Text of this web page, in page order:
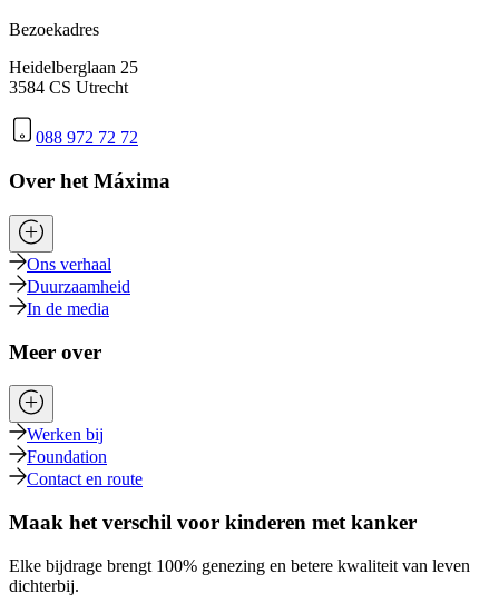
Bezoekadres
Heidelberglaan 25
3584 CS Utrecht
088 972 72 72
Over het Máxima
Ons verhaal
Duurzaamheid
In de media
Meer over
Werken bij
Foundation
Contact en route
Maak het verschil voor kinderen met kanker
Elke bijdrage brengt 100% genezing en betere kwaliteit van leven
dichterbij.